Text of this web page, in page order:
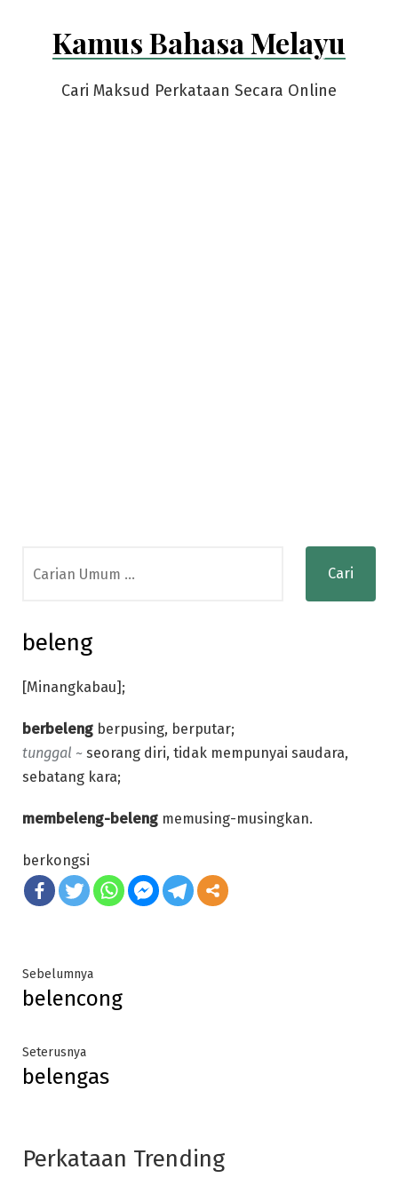
Kamus Bahasa Melayu
Cari Maksud Perkataan Secara Online
for:
beleng
[Minangkabau];
berbeleng berpusing, berputar;
tunggal ~ seorang diri, tidak mempunyai saudara,
sebatang kara;
membeleng-beleng memusing-musingkan.
berkongsi
Post
navigation
SebelumnyaPrevious
post:
belencong
SeterusnyaNext
post:
belengas
Perkataan Trending